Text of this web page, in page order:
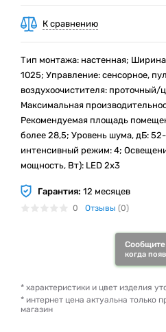
К сравнению
Тип монтажа: настенная;
1025; Управление: сенсорное,
воздухоочистителя: проточный/
Mаксимальная
Рекомендуемая площадь
более 28,5; Уровень шума, дБ:
интенсивный режим: 4;
мощность, Вт): LED 2х3
Гарантия: 12 месяцев
0 Отзывы (0)
когда
* характеристики и цвет изделия
* интернет цена актуальна только
магазин